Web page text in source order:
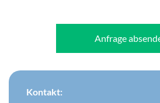
Anfrage
Kontakt: